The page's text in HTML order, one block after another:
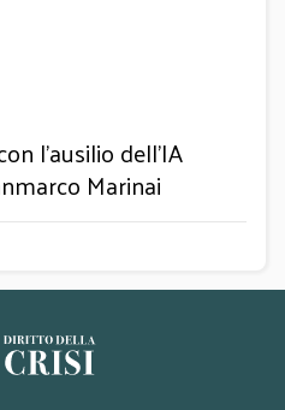
l’ausilio dell’IA
Marinai